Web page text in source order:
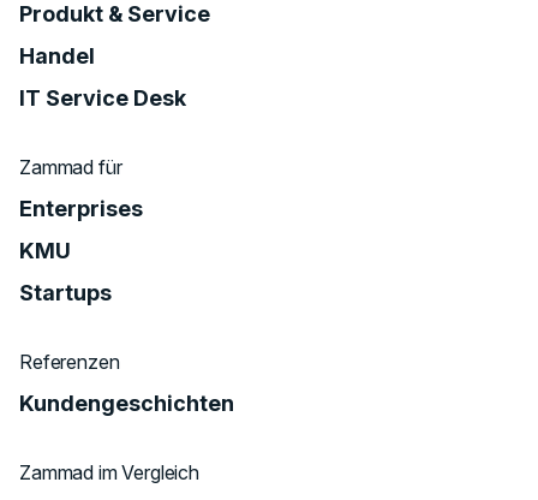
Produkt & Service
Handel
IT Service Desk
Zammad für
Enterprises
KMU
Startups
Referenzen
Kundengeschichten
Zammad im Vergleich